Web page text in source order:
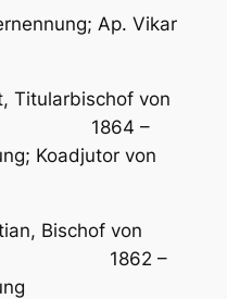
Ap. Vikar
Titularbischof von
–
Koadjutor von
Bischof von
–